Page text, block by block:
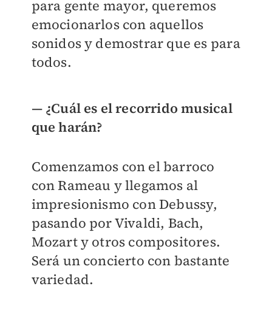
para gente mayor, queremos
emocionarlos con aquellos
sonidos y demostrar que es para
todos.
— ¿Cuál es el recorrido musical
que harán?
Comenzamos con el barroco
con Rameau y llegamos al
impresionismo con Debussy,
pasando por Vivaldi, Bach,
Mozart y otros compositores.
Será un concierto con bastante
variedad.